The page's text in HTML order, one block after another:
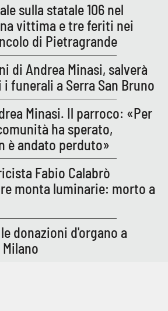
sulla statale 106 nel
vittima e tre feriti nei
di Pietragrande
di Andrea Minasi, salverà
funerali a Serra San Bruno
Minasi. Il parroco: «Per
ha sperato,
è andato perduto»
Fabio Calabrò
monta luminarie: morto a
donazioni d'organo a